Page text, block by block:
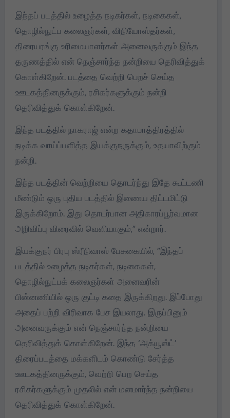
இந்தப் படத்தில் உழைத்த நடிகர்கள், நடிகைகள்,
தொழில்நுட்ப கலைஞர்கள், விநியோஸ்தர்கள்,
திரையரங்கு உரிமையாளர்கள் அனைவருக்கும் இந்த
தருணத்தில் என் நெஞ்சார்ந்த நன்றியை தெரிவித்துக்
கொள்கிறேன். படத்தை வெற்றி பெறச் செய்த
ஊடகத்தினருக்கும், ரசிகர்களுக்கும் நன்றி
தெரிவித்துக் கொள்கிறேன்.
இந்த படத்தில் நாகராஜ் என்ற கதாபாத்திரத்தில்
நடிக்க வாய்ப்பளித்த இயக்குநருக்கும், உதயாவிற்கும்
நன்றி.
இந்த படத்தின் வெற்றியை தொடர்ந்து இதே கூட்டணி
மீண்டும் ஒரு புதிய படத்தில் இணைய திட்டமிட்டு
இருக்கிறோம். இது தொடர்பான அதிகாரப்பூர்வமான
அறிவிப்பு விரைவில் வெளியாகும்,” என்றார்.
இயக்குநர் பிரபு ஸ்ரீநிவாஸ் பேசுகையில், ”இந்தப்
படத்தில் உழைத்த நடிகர்கள், நடிகைகள்,
தொழில்நுட்பக் கலைஞர்கள் அனைவரின்
பின்னணியில் ஒரு குட்டி கதை இருக்கிறது. இப்போது
அதைப் பற்றி விரிவாக பேச இயலாது. இருப்பினும்
அனைவருக்கும் என் நெஞ்சார்ந்த நன்றியை
தெரிவித்துக் கொள்கிறேன். இந்த ‘அக்யூஸ்ட்’
திரைப்படத்தை மக்களிடம் கொண்டு சேர்த்த
ஊடகத்தினருக்கும், வெற்றி பெற செய்த
ரசிகர்களுக்கும் முதலில் என் மனமார்ந்த நன்றியை
தெரிவித்துக் கொள்கிறேன்.